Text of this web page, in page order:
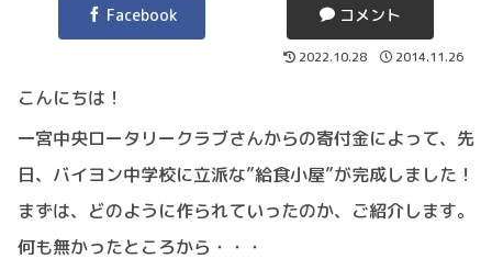
Facebook コメント
2022.10.28 2014.11.26
こんにちは！
一宮中央ロータリークラブさんからの寄付金によって、先
日、バイヨン中学校に立派な”給食小屋”が完成しました！
まずは、どのように作られていったのか、ご紹介します。
何も無かったところから・・・